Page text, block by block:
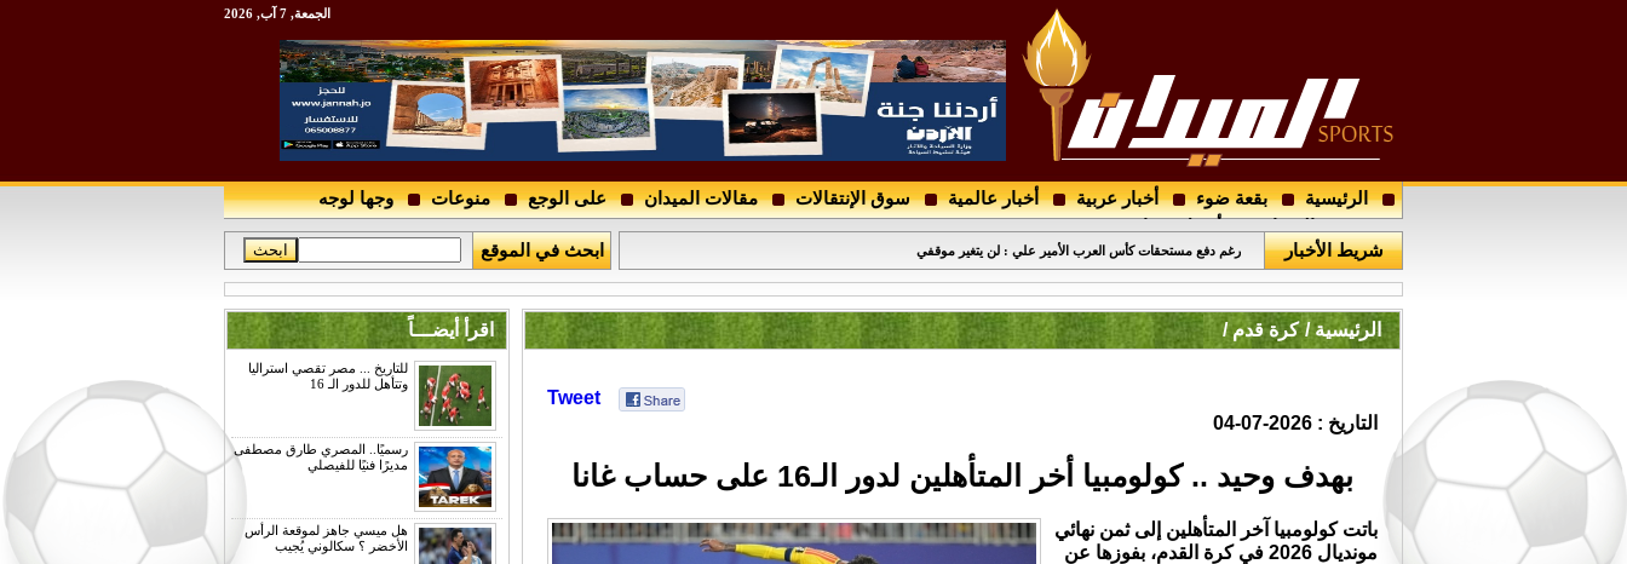
الجمعة, 7 آب, 2026
الرئيسية بقعة ضوء أخبار عربية أخبار عالمية سوق الإنتقالات مقالات الميدان على الوجع منوعات
وجها لوجه
مجتمع الميدان
أرسل خبرا
شريط الأخبار
مدرب الرمثا الجديد يصل عمّان .. فمن هو ؟
رغم دفع مستحقات كأس العرب الأمير علي : لن يتغير موقفي ابحث في الموقع
الرئيسية / كرة قدم /
Tweet
التاريخ : 2026-07-04
بهدف وحيد .. كولومبيا أخر المتأهلين لدور الـ16 على حساب غانا
باتت كولومبيا آخر المتأهلين إلى ثمن نهائي
مونديال 2026 في كرة القدم، بفوزها عن
اقرأ أيضـــاً
للتاريخ ... مصر تقصي استراليا
وتتأهل للدور الـ 16
رسميًا.. المصري طارق مصطفى
مديرًا فنيًا للفيصلي
هل ميسي جاهز لموقعة الرأس
الأخضر ؟ سكالوني يُجيب